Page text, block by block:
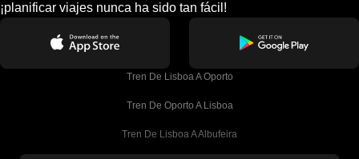
¡planificar viajes nunca ha sido tan fácil!
Tren De Lisboa A Oporto
Tren De Oporto A Lisboa
Tren De Lisboa A Albufeira